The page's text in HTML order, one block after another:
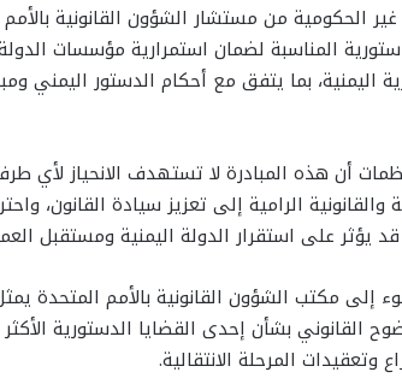
الحكومية من مستشار الشؤون القانونية بالأمم
المناسبة لضمان استمرارية مؤسسات
اليمنية، بما يتفق مع أحكام الدستور اليمني
أن هذه المبادرة لا تستهدف الانحياز لأي
الرامية إلى تعزيز سيادة القانون،
على استقرار الدولة اليمنية ومستقبل
إلى مكتب الشؤون القانونية بالأمم المتحدة
القانوني بشأن إحدى القضايا الدستورية
وتعقيدات المرحلة الانتقالية.